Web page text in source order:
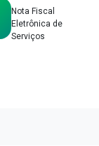
Nota Fiscal
Eletrônica de
Serviços